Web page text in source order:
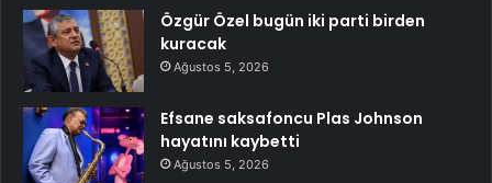
Özgür Özel bugün iki parti birden
kuracak
Ağustos 5, 2026
Efsane saksafoncu Plas Johnson
hayatını kaybetti
Ağustos 5, 2026